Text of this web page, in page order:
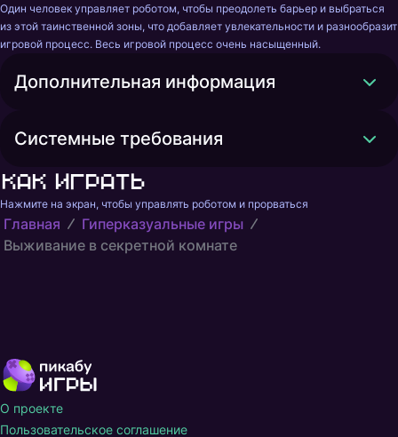
Один человек управляет роботом, чтобы преодолеть барьер и выбраться
из этой таинственной зоны, что добавляет увлекательности и разнообразит
игровой процесс. Весь игровой процесс очень насыщенный.
Дополнительная информация
Системные требования
Как играть
Нажмите на экран, чтобы управлять роботом и прорваться
Главная
Гиперказуальные игры
Выживание в секретной комнате
О проекте
Пользовательское соглашение